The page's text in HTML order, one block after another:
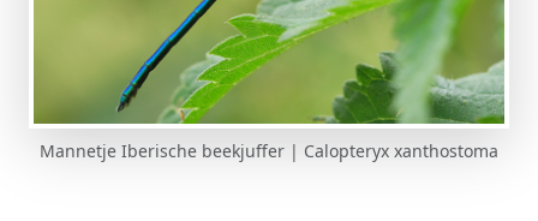
Mannetje Iberische beekjuffer | Calopteryx xanthostoma